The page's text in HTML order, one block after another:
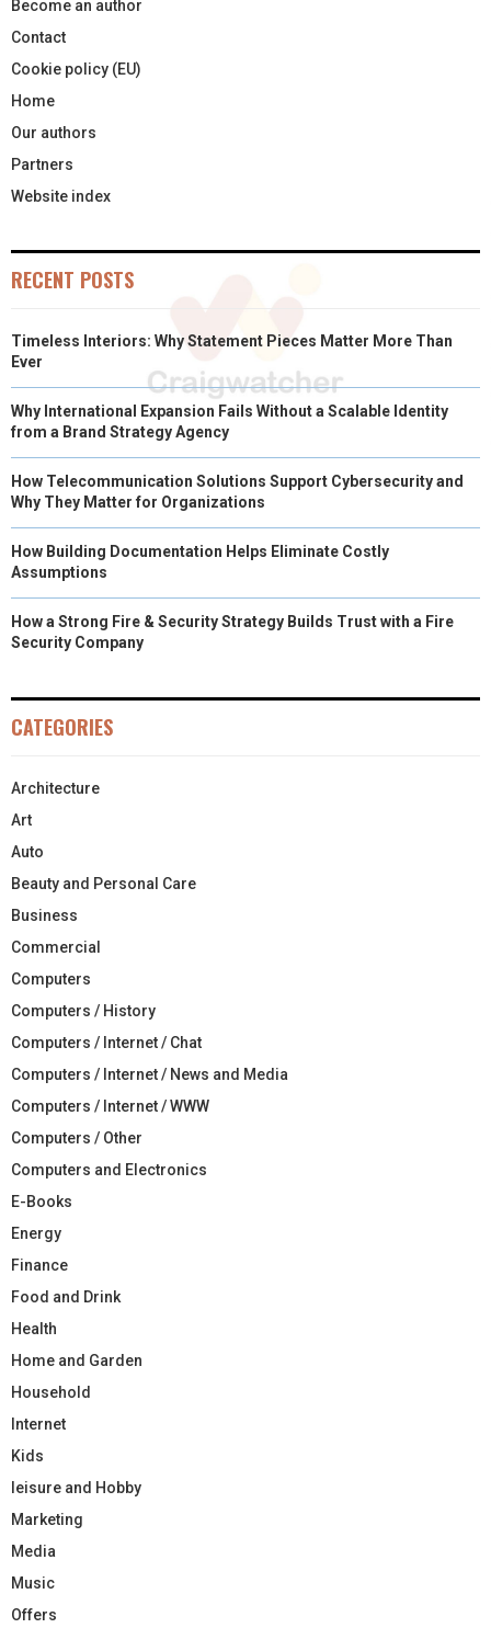
Become an author
Contact
Cookie policy (EU)
Home
Our authors
Partners
Website index
RECENT POSTS
Timeless Interiors: Why Statement Pieces Matter More Than
Ever
Why International Expansion Fails Without a Scalable Identity
from a Brand Strategy Agency
How Telecommunication Solutions Support Cybersecurity and
Why They Matter for Organizations
How Building Documentation Helps Eliminate Costly
Assumptions
How a Strong Fire & Security Strategy Builds Trust with a Fire
Security Company
CATEGORIES
Architecture
Art
Auto
Beauty and Personal Care
Business
Commercial
Computers
Computers / History
Computers / Internet / Chat
Computers / Internet / News and Media
Computers / Internet / WWW
Computers / Other
Computers and Electronics
E-Books
Energy
Finance
Food and Drink
Health
Home and Garden
Household
Internet
Kids
leisure and Hobby
Marketing
Media
Music
Offers